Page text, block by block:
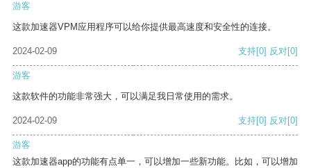
游客
这款加速器VPM应用程序可以给你提供最高速度和安全性的连接。
2024-02-09 支持[0] 反对[0]
游客
这款软件的功能非常强大，可以满足我日常使用的需求。
2024-02-09 支持[0] 反对[0]
游客
这款加速器app的功能有点单一，可以增加一些新功能。比如，可以增加